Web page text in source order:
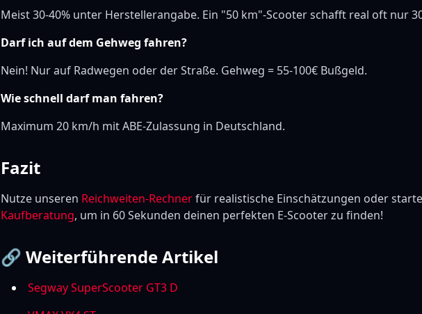
Meist 30-40% unter Herstellerangabe. Ein "50 km"-Scooter schafft real oft nur
Darf ich auf dem Gehweg fahren?
Nein! Nur auf Radwegen oder der Straße. Gehweg = 55-100€ Bußgeld.
Wie schnell darf man fahren?
Maximum 20 km/h mit ABE-Zulassung in Deutschland.
Fazit
Nutze unseren Reichweiten-Rechnerfür realistische Einschätzungen oder
Kaufberatung, um in 60 Sekunden deinen perfekten E-Scooter zu finden!
🔗 Weiterführende Artikel
Segway SuperScooter GT3 D